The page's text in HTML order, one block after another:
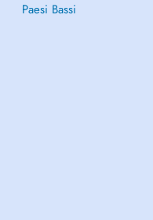
Paesi Bassi